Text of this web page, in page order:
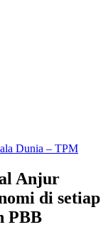
Dunia – TPM
Anjur
di setiap
PBB